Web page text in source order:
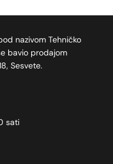
nazivom Tehničko
bavio prodajom
Sesvete.
sati